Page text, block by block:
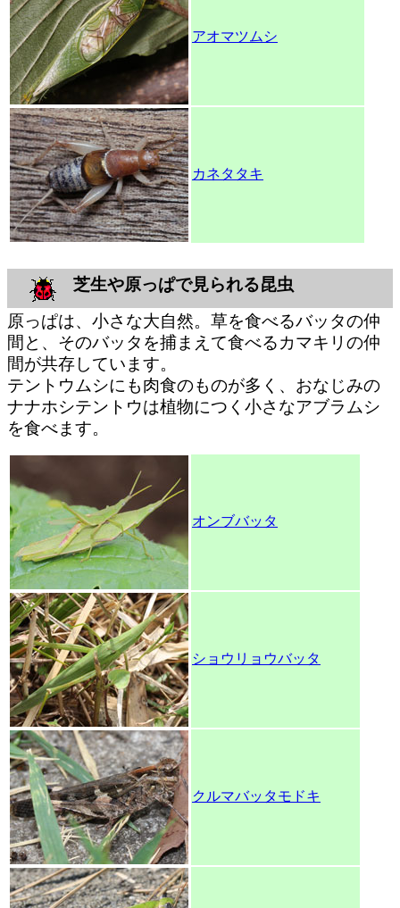
アオマツムシ
カネタタキ
芝生や原っぱで見られる昆虫
原っぱは、小さな大自然。草を食べるバッタの仲
間と、そのバッタを捕まえて食べるカマキリの仲
間が共存しています。
テントウムシにも肉食のものが多く、おなじみの
ナナホシテントウは植物につく小さなアブラムシ
を食べます。
オンブバッタ
ショウリョウバッタ
クルマバッタモドキ